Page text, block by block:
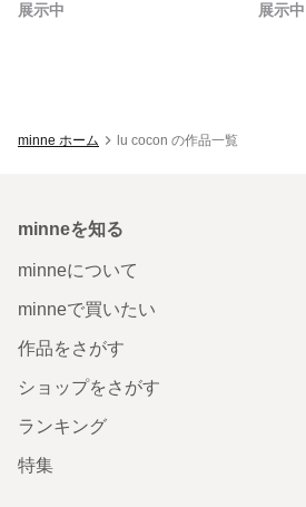
展示中
展示中
minne ホーム lu cocon の作品一覧
minneを知る
minneについて
minneで買いたい
作品をさがす
ショップをさがす
ランキング
特集